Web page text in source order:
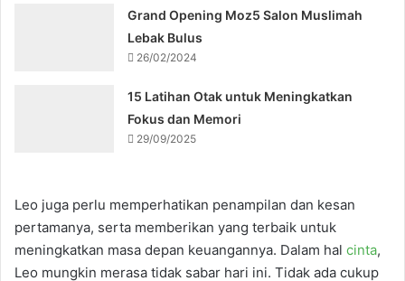
Grand Opening Moz5 Salon Muslimah
Lebak Bulus
26/02/2024
15 Latihan Otak untuk Meningkatkan
Fokus dan Memori
29/09/2025
Leo juga perlu memperhatikan penampilan dan kesan
pertamanya, serta memberikan yang terbaik untuk
meningkatkan masa depan keuangannya. Dalam hal cinta,
Leo mungkin merasa tidak sabar hari ini. Tidak ada cukup